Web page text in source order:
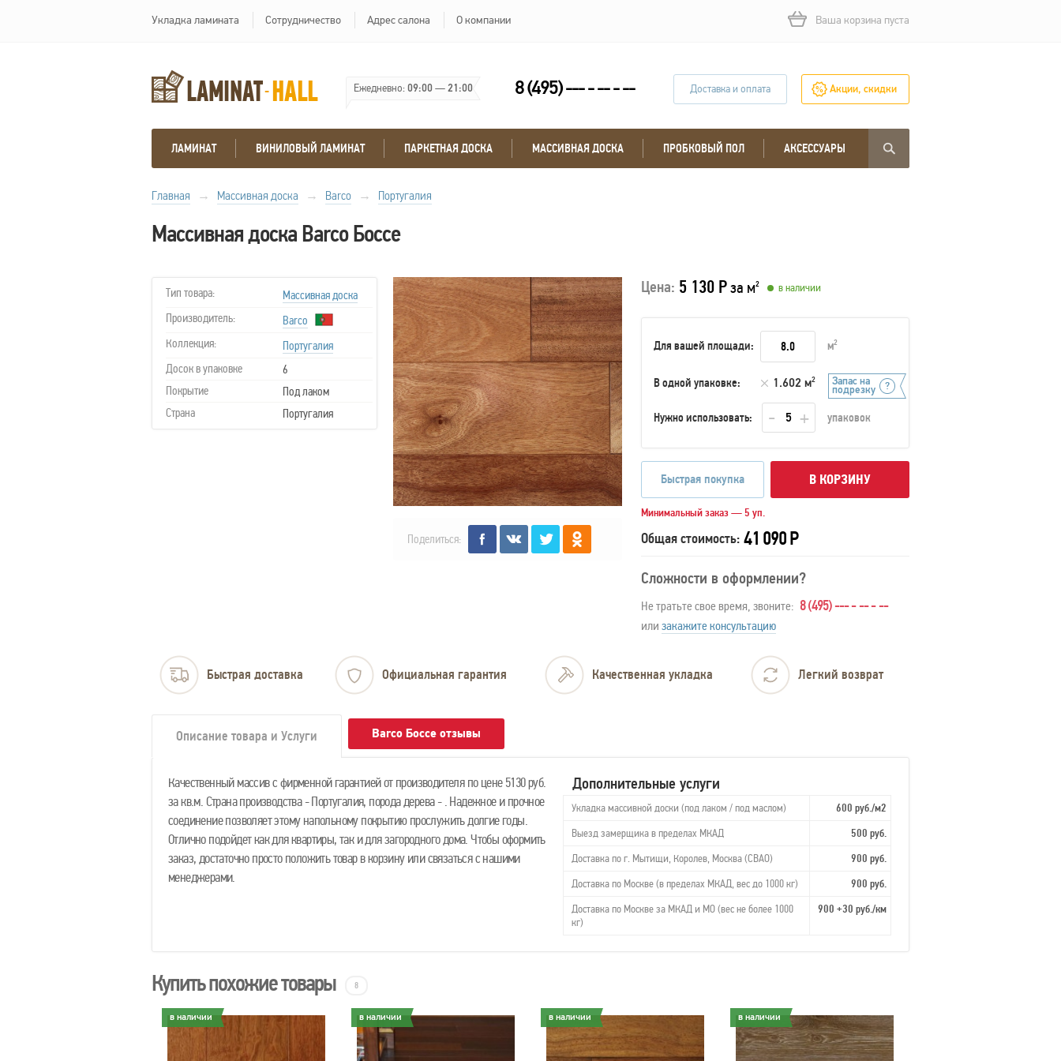
Укладка ламината Сотрудничество Адрес салона О компании Ваша корзина пуста
Ежедневно:09:00—21:00 8 (495) --- - -- - -- Доставка и оплата Акции, скидки
ЛАМИНАТ ВИНИЛОВЫЙ ЛАМИНАТ ПАРКЕТНАЯ ДОСКА МАССИВНАЯ ДОСКА ПРОБКОВЫЙ ПОЛ АКСЕССУАРЫ
Главная → Массивная доска → Barco → Португалия
Массивная доска Barco Боссе
Тип товара:
Массивная доска
Производитель:
Barco
Коллекция:
Португалия
Досок в упаковке
6
Покрытие
Под лаком
Страна
Португалия
Поделиться:
Цена: 5 130 Рза м2 в наличии
Для вашей площади: м2
В одной упаковке: 1.602 м2
Нужно использовать: упаковок
Запас на
подрезку
Быстрая покупка В КОРЗИНУ
Минимальный заказ — 5 уп.
Общая стоимость: 41 090 Р
Сложности в оформлении?
Не тратьте свое время, звоните: 8 (495) --- - -- - --
или закажите консультацию
Быстрая доставка Официальная гарантия Качественная укладка Легкий возврат
Описание товара и Услуги Barco Боссе отзывы
Качественный массив с фирменной гарантией от производителя по цене 5130 руб.
за кв.м. Страна производства - Португалия, порода дерева - . Надежное и прочное
соединение позволяет этому напольному покрытию прослужить долгие годы.
Отлично подойдет как для квартиры, так и для загородного дома. Чтобы оформить
заказ, достаточно просто положить товар в корзину или связаться с нашими
менеджерами.
Дополнительные услуги
Укладка массивной доски (под лаком / под маслом)
600 руб./м2
Выезд замерщика в пределах МКАД
500 руб.
Доставка по г. Мытищи, Королев, Москва (СВАО)
900 руб.
Доставка по Москве (в пределах МКАД, вес до 1000 кг)
900 руб.
Доставка по Москве за МКАД и МО (вес не более 1000
кг)
900 +30 руб./км
Купить похожие товары 8
в наличии в наличии в наличии в наличии